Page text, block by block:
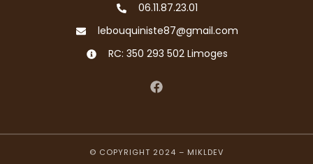
06.11.87.23.01
lebouquiniste87@gmail.com
RC: 350 293 502 Limoges
© COPYRIGHT 2024 – MIKLDEV